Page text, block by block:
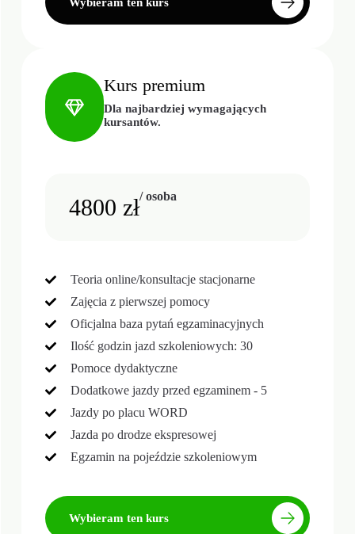
Wybieram ten kurs
Kurs premium
Dla najbardziej wymagających
kursantów.
4800 zł/ osoba
Teoria online/konsultacje stacjonarne
Zajęcia z pierwszej pomocy
Oficjalna baza pytań egzaminacyjnych
Ilość godzin jazd szkoleniowych: 30
Pomoce dydaktyczne
Dodatkowe jazdy przed egzaminem - 5
Jazdy po placu WORD
Jazda po drodze ekspresowej
Egzamin na pojeździe szkoleniowym
Wybieram ten kurs